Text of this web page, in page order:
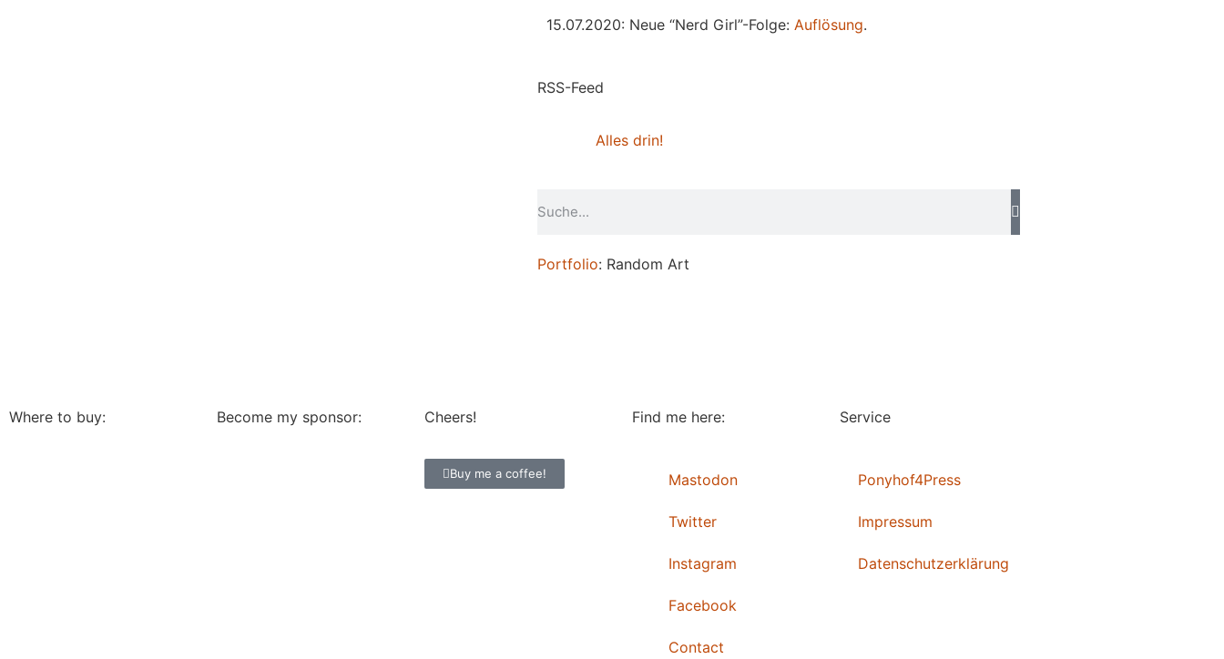
15.07.2020: Neue “Nerd Girl”-Folge: Auflösung.
RSS-Feed
Alles drin!
Portfolio: Random Art
Where to buy: Become my sponsor: Cheers!
Buy me a coffee!
Find me here:
Mastodon
Twitter
Instagram
Facebook
Contact
Service
Ponyhof4Press
Impressum
Datenschutzerklärung